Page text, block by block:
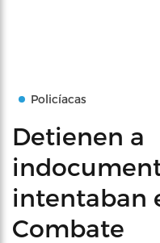
Policíacas
Detienen a
intentaban
Combate